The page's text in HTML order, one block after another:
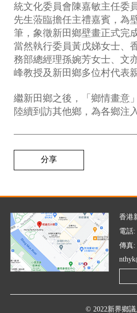
統文化委員會陳嘉敏主任委
先生蒞臨擔任主禮嘉賓，為
筆，象徵新田鄉壁畫正式完
當然執行委員黃戊娣女士、
務部總經理孫婉芳女士、文
峰教授及新田鄉多位村代表
繼新田鄉之後，「鄉情畫意
陸續到訪其他鄉，為各鄉注
分享
香港
電話:
傳真:
© 2022新界鄉議